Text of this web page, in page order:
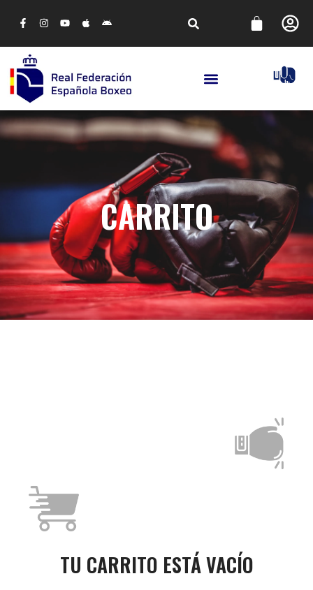
CARRITO
TU CARRITO ESTÁ VACÍO